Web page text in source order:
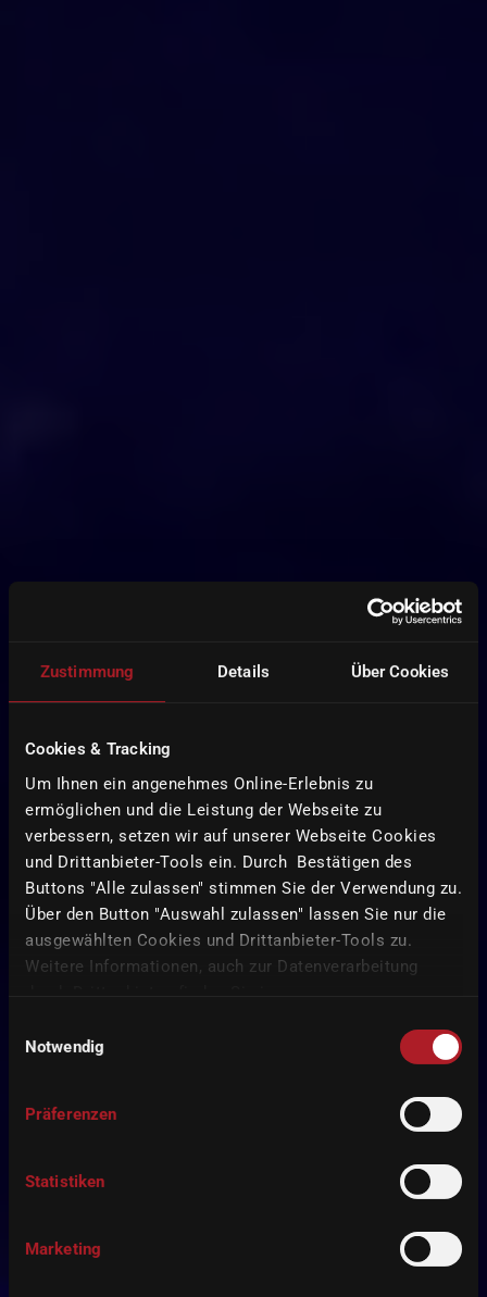
Zustimmung Details Über Cookies
Cookies & Tracking
Um Ihnen ein angenehmes Online-Erlebnis zu
ermöglichen und die Leistung der Webseite zu
verbessern, setzen wir auf unserer Webseite Cookies
und Drittanbieter-Tools ein. Durch Bestätigen des
Buttons "Alle zulassen" stimmen Sie der Verwendung zu.
Über den Button "Auswahl zulassen" lassen Sie nur die
ausgewählten Cookies und Drittanbieter-Tools zu.
Weitere Informationen, auch zur Datenverarbeitung
Notwendig
Präferenzen
Statistiken
Marketing